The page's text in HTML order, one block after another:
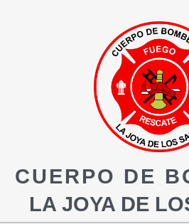
CUERPO DE
LA JOYA DE